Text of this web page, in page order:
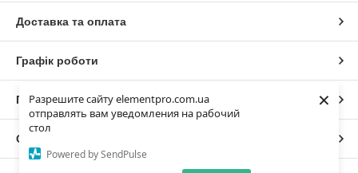
Разрешите сайту elementpro.com.ua
отправлять вам уведомления на рабочий
стол
Powered by SendPulse
×
Доставка та оплата
Графік роботи
Повна версія сайту
Сайт створено на маркетплейсі